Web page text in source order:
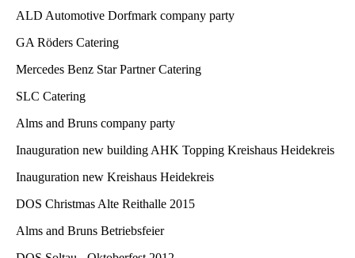
ALD Automotive Dorfmark company party
GA Röders Catering
Mercedes Benz Star Partner Catering
SLC Catering
Alms and Bruns company party
Inauguration new building AHK Topping Kreishaus Heidekreis
Inauguration new Kreishaus Heidekreis
DOS Christmas Alte Reithalle 2015
Alms and Bruns Betriebsfeier